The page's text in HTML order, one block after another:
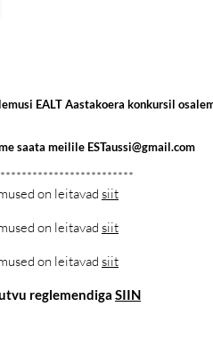
EALT Aastakoera konkursil
saata meilile ESTaussi@gmail.com
on leitavad siit
on leitavad siit
on leitavad siit
reglemendiga SIIN